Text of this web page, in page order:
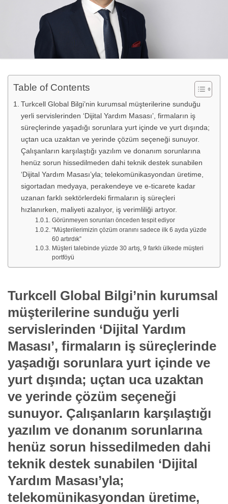
Table of Contents
Turkcell Global Bilgi’nin kurumsal müşterilerine sunduğu
yerli servislerinden ‘Dijital Yardım Masası’, firmaların iş
süreçlerinde yaşadığı sorunlara yurt içinde ve yurt dışında;
uçtan uca uzaktan ve yerinde çözüm seçeneği sunuyor.
Çalışanların karşılaştığı yazılım ve donanım sorunlarına
henüz sorun hissedilmeden dahi teknik destek sunabilen
‘Dijital Yardım Masası’yla; telekomünikasyondan üretime,
sigortadan medyaya, perakendeye ve e-ticarete kadar
uzanan farklı sektörlerdeki firmaların iş süreçleri
hızlanırken, maliyeti azalıyor, iş verimliliği artıyor.
Görünmeyen sorunları önceden tespit ediyor
“Müşterilerimizin çözüm oranını sadece ilk 6 ayda yüzde
60 artırdık”
Müşteri talebinde yüzde 30 artış, 9 farklı ülkede müşteri
portföyü
Turkcell Global Bilgi’nin kurumsal
müşterilerine sunduğu yerli
servislerinden ‘Dijital Yardım
Masası’, firmaların iş süreçlerinde
yaşadığı sorunlara yurt içinde ve
yurt dışında; uçtan uca uzaktan
ve yerinde çözüm seçeneği
sunuyor. Çalışanların karşılaştığı
yazılım ve donanım sorunlarına
henüz sorun hissedilmeden dahi
teknik destek sunabilen ‘Dijital
Yardım Masası’yla;
telekomünikasyondan üretime,